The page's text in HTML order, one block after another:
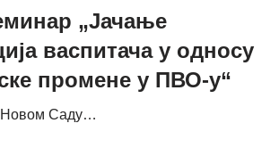
„Јачање
васпитача у односу
промене у ПВО-у“
Новом Саду…